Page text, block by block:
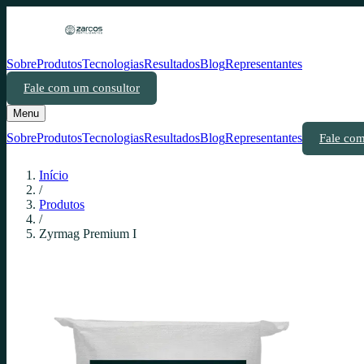
SobreProdutosTecnologiasResultadosBlogRepresentantes
Fale com um consultor
Menu
SobreProdutosTecnologiasResultadosBlogRepresentantes Fale
Início
/
Produtos
/
Zyrmag Premium I